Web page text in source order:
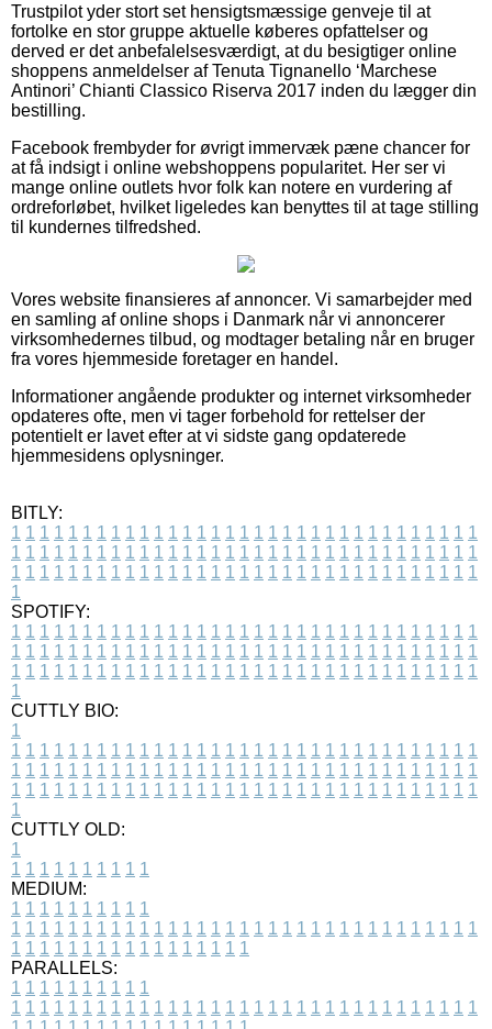
Trustpilot yder stort set hensigtsmæssige genveje til at
fortolke en stor gruppe aktuelle køberes opfattelser og
derved er det anbefalelsesværdigt, at du besigtiger online
shoppens anmeldelser af Tenuta Tignanello ‘Marchese
Antinori’ Chianti Classico Riserva 2017 inden du lægger din
bestilling.
Facebook frembyder for øvrigt immervæk pæne chancer for
at få indsigt i online webshoppens popularitet. Her ser vi
mange online outlets hvor folk kan notere en vurdering af
ordreforløbet, hvilket ligeledes kan benyttes til at tage stilling
til kundernes tilfredshed.
Vores website finansieres af annoncer. Vi samarbejder med
en samling af online shops i Danmark når vi annoncerer
virksomhedernes tilbud, og modtager betaling når en bruger
fra vores hjemmeside foretager en handel.
Informationer angående produkter og internet virksomheder
opdateres ofte, men vi tager forbehold for rettelser der
potentielt er lavet efter at vi sidste gang opdaterede
hjemmesidens oplysninger.
BITLY:
1 1 1 1 1 1 1 1 1 1 1 1 1 1 1 1 1 1 1 1 1 1 1 1 1 1 1 1 1 1 1 1 1
1 1 1 1 1 1 1 1 1 1 1 1 1 1 1 1 1 1 1 1 1 1 1 1 1 1 1 1 1 1 1 1 1
1 1 1 1 1 1 1 1 1 1 1 1 1 1 1 1 1 1 1 1 1 1 1 1 1 1 1 1 1 1 1 1 1
1
SPOTIFY:
1 1 1 1 1 1 1 1 1 1 1 1 1 1 1 1 1 1 1 1 1 1 1 1 1 1 1 1 1 1 1 1 1
1 1 1 1 1 1 1 1 1 1 1 1 1 1 1 1 1 1 1 1 1 1 1 1 1 1 1 1 1 1 1 1 1
1 1 1 1 1 1 1 1 1 1 1 1 1 1 1 1 1 1 1 1 1 1 1 1 1 1 1 1 1 1 1 1 1
1
CUTTLY BIO:
1
1 1 1 1 1 1 1 1 1 1 1 1 1 1 1 1 1 1 1 1 1 1 1 1 1 1 1 1 1 1 1 1 1
1 1 1 1 1 1 1 1 1 1 1 1 1 1 1 1 1 1 1 1 1 1 1 1 1 1 1 1 1 1 1 1 1
1 1 1 1 1 1 1 1 1 1 1 1 1 1 1 1 1 1 1 1 1 1 1 1 1 1 1 1 1 1 1 1 1
1
CUTTLY OLD:
1
1 1 1 1 1 1 1 1 1 1
MEDIUM:
1 1 1 1 1 1 1 1 1 1
1 1 1 1 1 1 1 1 1 1 1 1 1 1 1 1 1 1 1 1 1 1 1 1 1 1 1 1 1 1 1 1 1
1 1 1 1 1 1 1 1 1 1 1 1 1 1 1 1 1
PARALLELS:
1 1 1 1 1 1 1 1 1 1
1 1 1 1 1 1 1 1 1 1 1 1 1 1 1 1 1 1 1 1 1 1 1 1 1 1 1 1 1 1 1 1 1